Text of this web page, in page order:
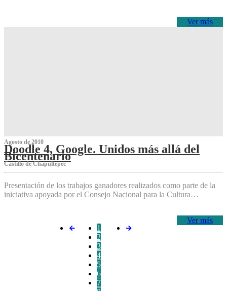
Ver más
Agosto de 2010
Doodle 4, Google. Unidos más allá del
Bicentenario
Castillo de Chapultepec
Presentación de los trabajos ganadores realizados como parte de la
iniciativa apoyada por el Consejo Nacional para la Cultura…
Ver más
1
2
3
4
5
6
7